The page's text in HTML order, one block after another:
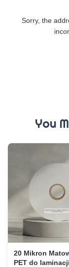
Sorry, the
You
20 Mikron
PET do laminacji